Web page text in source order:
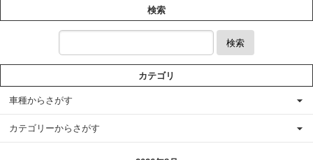
検索
検索
カテゴリ
車種からさがす
カテゴリーからさがす